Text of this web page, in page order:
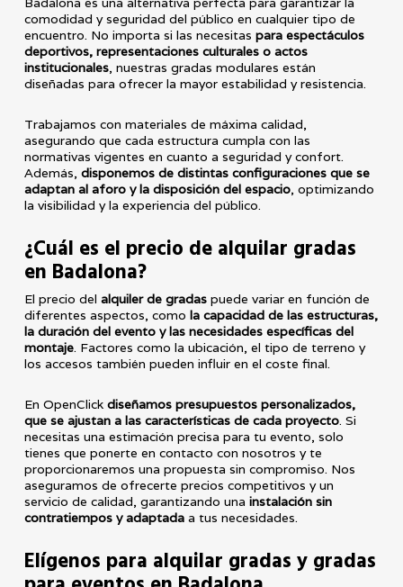
comodidad y seguridad del público en cualquier tipo de
encuentro. No importa si las necesitas para espectáculos
deportivos, representaciones culturales o actos
institucionales, nuestras gradas modulares están
diseñadas para ofrecer la mayor estabilidad y resistencia.
Trabajamos con materiales de máxima calidad,
asegurando que cada estructura cumpla con las
normativas vigentes en cuanto a seguridad y confort.
Además, disponemos de distintas configuraciones que se
adaptan al aforo y la disposición del espacio, optimizando
la visibilidad y la experiencia del público.
¿Cuál es el precio de alquilar gradas
en Badalona?
El precio del alquiler de gradaspuede variar en función de
diferentes aspectos, como la capacidad de las estructuras,
la duración del evento y las necesidades específicas del
montaje. Factores como la ubicación, el tipo de terreno y
los accesos también pueden influir en el coste final.
En OpenClick diseñamos presupuestos personalizados,
que se ajustan a las características de cada proyecto. Si
necesitas una estimación precisa para tu evento, solo
tienes que ponerte en contacto con nosotros y te
proporcionaremos una propuesta sin compromiso. Nos
aseguramos de ofrecerte precios competitivos y un
servicio de calidad, garantizando una instalación sin
contratiempos y adaptada a tus necesidades.
Elígenos para alquilar gradas y gradas